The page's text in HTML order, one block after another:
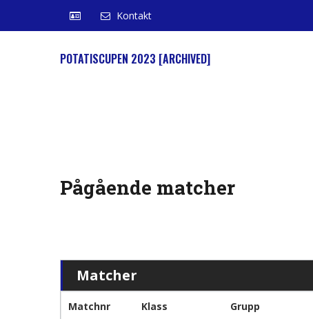
Kontakt
POTATISCUPEN 2023 [ARCHIVED]
Pågående matcher
Matcher
Matchnr Klass Grupp